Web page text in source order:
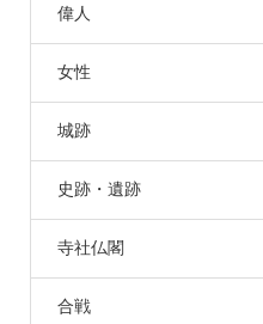
偉人
女性
城跡
史跡・遺跡
寺社仏閣
合戦